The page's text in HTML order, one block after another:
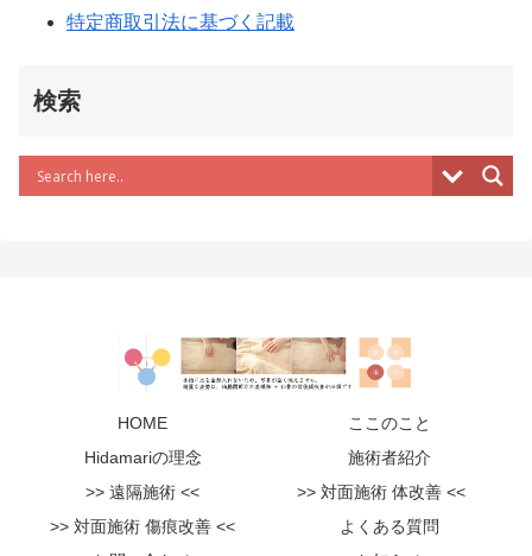
特定商取引法に基づく記載
検索
HOME
ここのこと
Hidamariの理念
施術者紹介
>> 遠隔施術 <<
>> 対面施術 体改善 <<
>> 対面施術 傷痕改善 <<
よくある質問